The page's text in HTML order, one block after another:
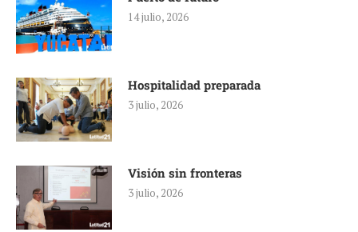
14 julio, 2026
Hospitalidad preparada
3 julio, 2026
Visión sin fronteras
3 julio, 2026